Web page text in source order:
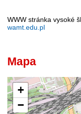
WWW stránka vysoké
wamt.edu.pl
Mapa
+
−